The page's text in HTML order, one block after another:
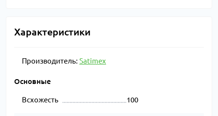
Характеристики
Производитель: Satimex
Основные
Всхожесть 100